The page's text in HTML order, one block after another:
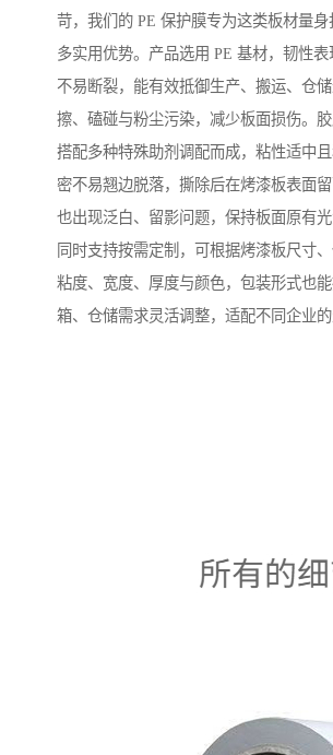
苛，我们的 PE 保护膜专为这类板材量
多实用优势。产品选用 PE 基材，韧性
不易断裂，能有效抵御生产、搬运、仓
擦、磕碰与粉尘污染，减少板面损伤。
搭配多种特殊助剂调配而成，粘性适中
密不易翘边脱落，撕除后在烤漆板表面留
也出现泛白、留影问题，保持板面原有光
同时支持按需定制，可根据烤漆板尺寸
粘度、宽度、厚度与颜色，包装形式也
箱、仓储需求灵活调整，适配不同企业的